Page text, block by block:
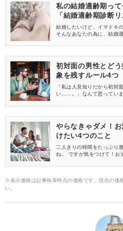
私の結婚適齢期っ
「結婚適齢期診断リ
結婚したいけど、イマドキ
そんなあなたの為に、結婚
かも。イマイチ当てはまら
初対面の男性とど
象を残すルール4つ
「私は人見知りだから初対
い……。」なんて思ってい
イしてみてください。きっ
やらなきゃダメ！
けたい4つのこと
二人きりの時間をたっぷり
ね。 ですが気をつけて！お
ーをまとめてみました。ぜ
※表示価格は記事執筆時点の価格です。現在の価
い。